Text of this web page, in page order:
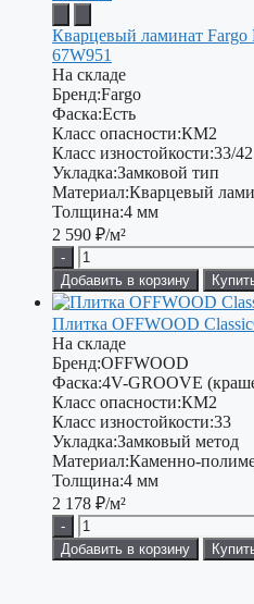
Кварцевый ламинат
67W951
На складе
Бренд:Fargo
Фаска:Есть
Класс опасности:КМ2
Класс изностойкости:33/42
Укладка:Замковой тип
Материал:Кварцевый
Толщина:4 мм
2 590 ₽/м²
-
Добавить в корзину
Плитка OFFWOOD
На складе
Бренд:OFFWOOD
Фаска:4V-GROOVE
Класс опасности:КМ2
Класс изностойкости:33
Укладка:Замковый метод
Материал:Каменно-
Толщина:4 мм
2 178 ₽/м²
-
Добавить в корзину